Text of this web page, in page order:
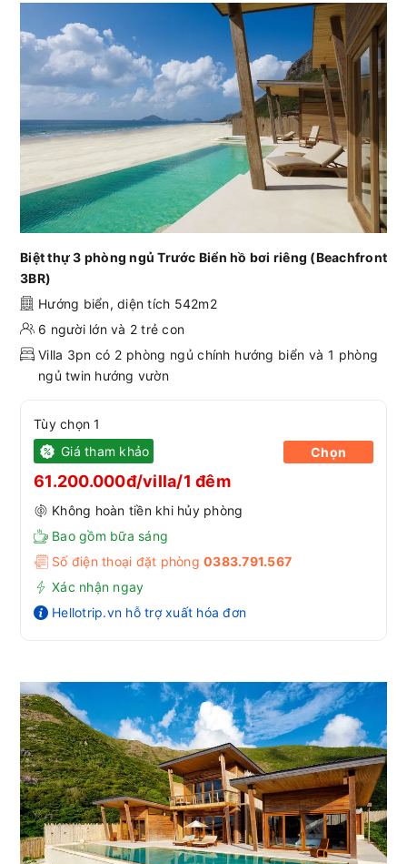
Biệt thự 3 phòng ngủ Trước Biển hồ bơi riêng (Beachfront
3BR)
Hướng biển, diện tích 542m2
6 người lớn và 2 trẻ con
Villa 3pn có 2 phòng ngủ chính hướng biển và 1 phòng
ngủ twin hướng vườn
Tùy chọn 1
Giá tham khảo
61.200.000đ/villa/1 đêm
Không hoàn tiền khi hủy phòng
Bao gồm bữa sáng
Số điện thoại đặt phòng 0383.791.567
Xác nhận ngay
Hellotrip.vn hỗ trợ xuất hóa đơn
Chọn